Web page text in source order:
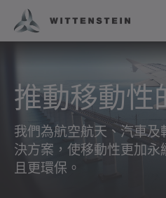
推動移動性
我們為航空航天、汽車
決方案，使移動性更加
且更環保。